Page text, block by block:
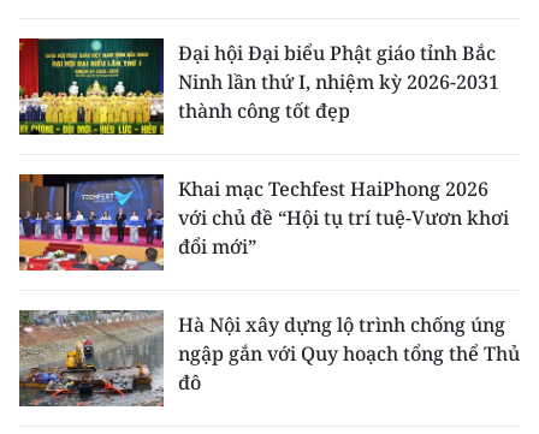
Đại hội Đại biểu Phật giáo tỉnh Bắc
Ninh lần thứ I, nhiệm kỳ 2026-2031
thành công tốt đẹp
Khai mạc Techfest HaiPhong 2026
với chủ đề “Hội tụ trí tuệ-Vươn khơi
đổi mới”
Hà Nội xây dựng lộ trình chống úng
ngập gắn với Quy hoạch tổng thể Thủ
đô